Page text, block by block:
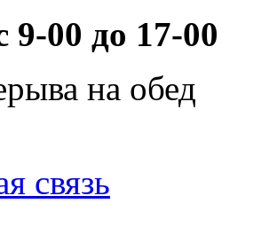
9-00 до 17-00
на обед
связь